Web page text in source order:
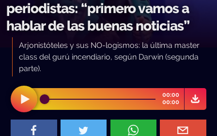
periodistas: “primero vamos a
hablar de las buenas noticias”
Arjonistóteles y sus NO-logismos: la última master
class del gurú incendiario, según Darwin (segunda
parte).
00:00
00:00